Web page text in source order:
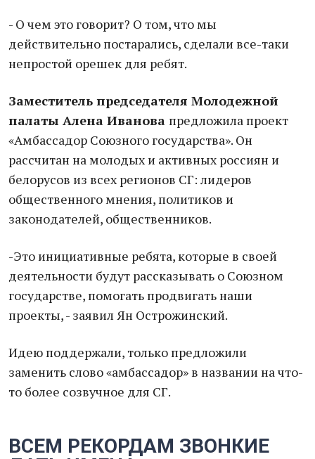
- О чем это говорит? О том, что мы
действительно постарались, сделали все-таки
непростой орешек для ребят.
Заместитель председателя Молодежной
палаты Алена Иванова предложила проект
«Амбассадор Союзного государства». Он
рассчитан на молодых и активных россиян и
белорусов из всех регионов СГ: лидеров
общественного мнения, политиков и
законодателей, общественников.
-Это инициативные ребята, которые в своей
деятельности будут рассказывать о Союзном
государстве, помогать продвигать наши
проекты, - заявил Ян Острожинский.
Идею поддержали, только предложили
заменить слово «амбассадор» в названии на что-
то более созвучное для СГ.
ВСЕМ РЕКОРДАМ ЗВОНКИЕ